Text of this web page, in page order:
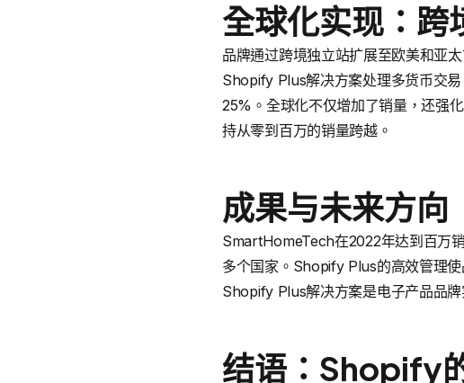
全球化实现：跨
品牌通过跨境独立站扩展至欧美和亚
Shopify Plus解决方案处理多货币交
25%。全球化不仅增加了销量，还强
持从零到百万的销量跨越。
成果与未来方向
SmartHomeTech在2022年达到百万
多个国家。Shopify Plus的高效管理
Shopify Plus解决方案是电子产品品牌
结语：Shopify